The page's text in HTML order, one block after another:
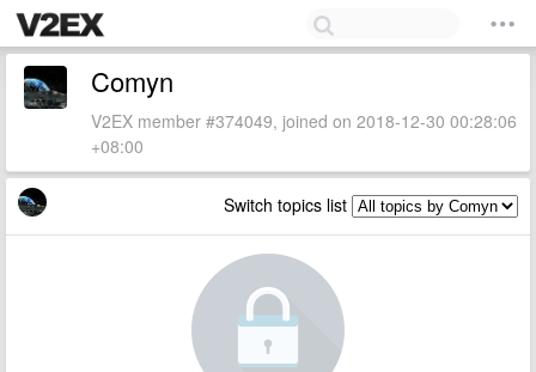
Comyn
V2EX member #374049, joined on 2018-12-30 00:28:06
+08:00
Switch topics list